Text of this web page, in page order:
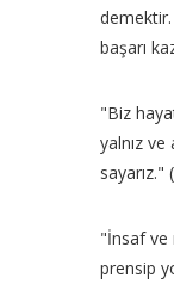
başarı
"Biz
yalnız ve
sayarız."
"İnsaf ve
prensip